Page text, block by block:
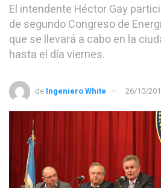
El intendente Héctor Gay
de segundo Congreso de
que se llevará a cabo en la
hasta el día viernes.
de Ingeniero White 26/10/